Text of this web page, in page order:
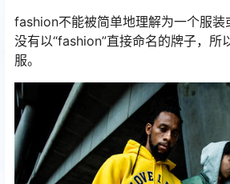
fashion不能被简单地理解为一个服装
没有以“fashion”直接命名的牌子，所
服。